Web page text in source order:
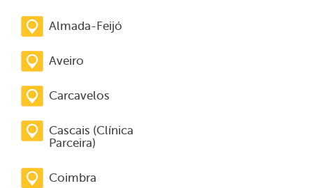
Almada-Feijó
Aveiro
Carcavelos
Cascais (Clínica
Parceira)
Coimbra